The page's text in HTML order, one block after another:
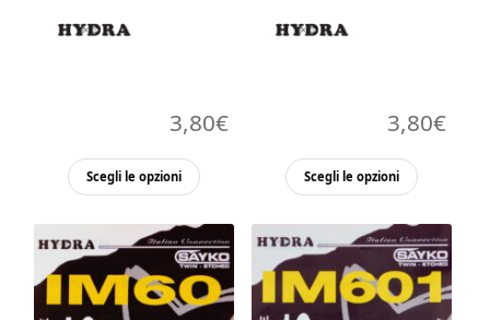
3,80€
Scegli le opzioni
Questo
ha
più
varianti.
Le
3,80€
Scegli le opzioni
Questo
ha
più
varianti.
Le